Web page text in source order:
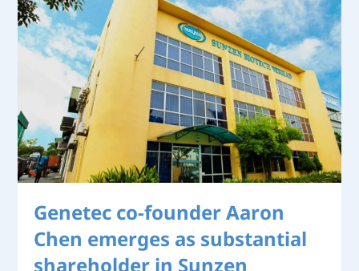
Genetec co-founder Aaron
Chen emerges as substantial
shareholder in Sunzen